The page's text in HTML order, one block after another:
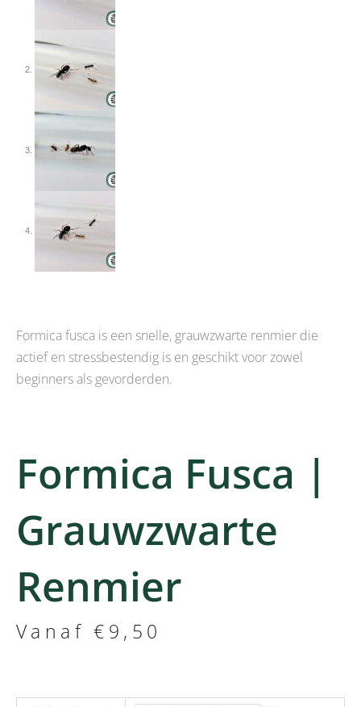
Formica fusca is een snelle, grauwzwarte renmier die
actief en stressbestendig is en geschikt voor zowel
beginners als gevorderden.
Formica Fusca |
Grauwzwarte
Renmier
Vanaf € 9,50